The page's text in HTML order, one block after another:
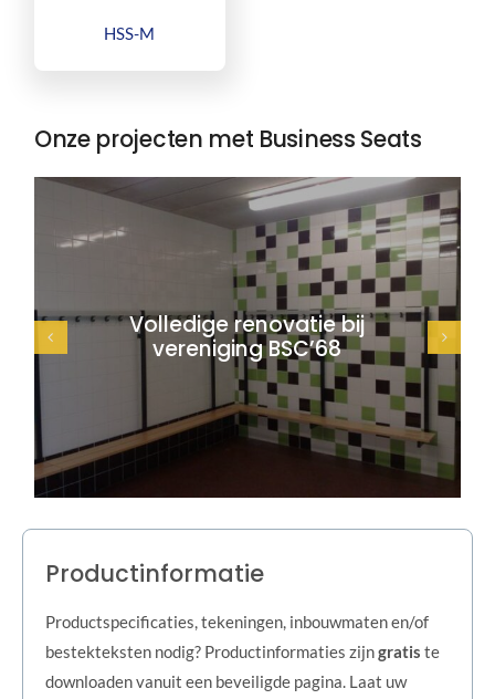
HSS-M
Onze projecten met Business Seats
Volledige renovatie bij
vereniging BSC’68
Productinformatie
Productspecificaties, tekeningen, inbouwmaten en/of
bestekteksten nodig? Productinformaties zijngratis te
downloaden vanuit een beveiligde pagina. Laat uw